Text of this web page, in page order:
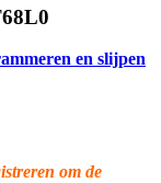
en slijpen
om de